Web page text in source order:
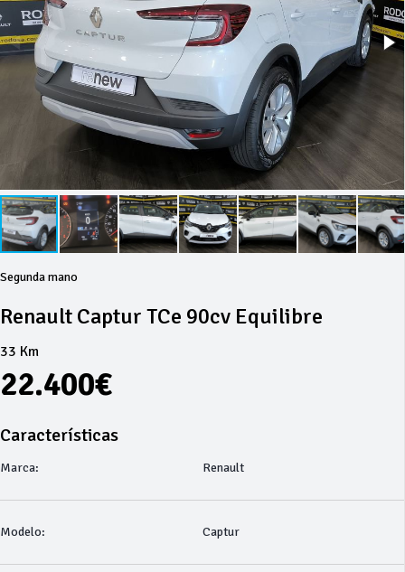
Segunda mano
Renault Captur TCe 90cv Equilibre
33 Km
22.400€
Características
Marca: Renault
Modelo: Captur